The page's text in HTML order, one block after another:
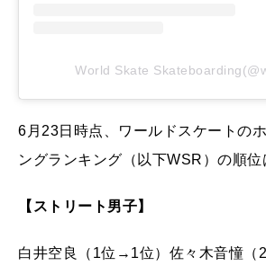
World Skate
6月23日時点、ワールドスケートの
ングランキング（以下WSR）の順
【ストリート男子】
白井空良（1位→1位）佐々木音憧